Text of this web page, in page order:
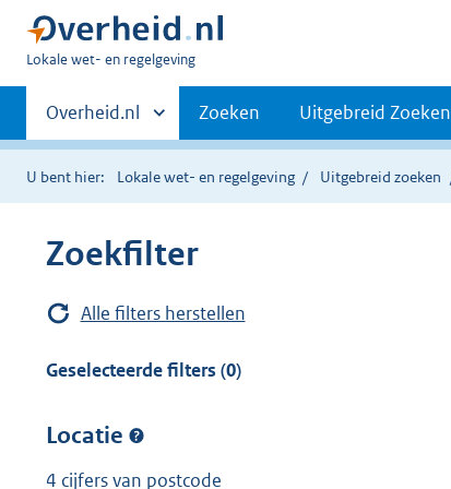
U
hier:
Lokale wet- en regelgeving
Primaire
navigatie
Andere
sites
binnen
Overheid.nl Zoeken Uitgebreid Zoeken
U bent hier: Lokale wet- en regelgeving Uitgebreid zoeken
Zoekfilter
Alle filters herstellen
Geselecteerde filters (0)
Locatie
4 cijfers van postcode